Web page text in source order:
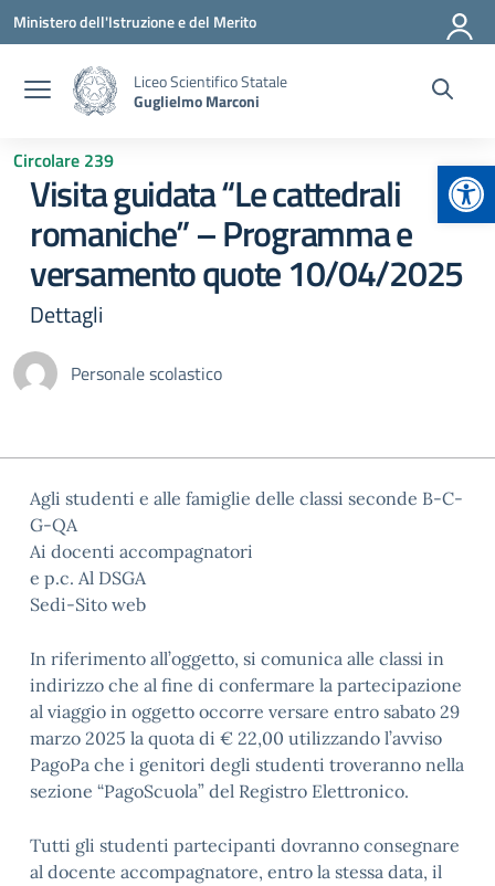
Vai ai contenuti
Vai al menu di navigazione
Vai al footer
Ministero dell'Istruzione e del Merito
Liceo Scientifico Statale
Guglielmo Marconi
Circolare 239
Visita guidata “Le cattedrali
romaniche” – Programma e
versamento quote 10/04/2025
Dettagli
Personale scolastico
Agli studenti e alle famiglie delle classi seconde B-C-
G-QA
Ai docenti accompagnatori
e p.c. Al DSGA
Sedi-Sito web
In riferimento all’oggetto, si comunica alle classi in
indirizzo che al fine di confermare la partecipazione
al viaggio in oggetto occorre versare entro sabato 29
marzo 2025 la quota di € 22,00 utilizzando l’avviso
PagoPa che i genitori degli studenti troveranno nella
sezione “PagoScuola” del Registro Elettronico.
Tutti gli studenti partecipanti dovranno consegnare
al docente accompagnatore, entro la stessa data, il